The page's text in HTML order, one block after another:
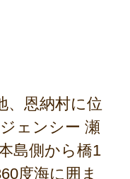
、恩納村に位
ェンシー 瀬
島側から橋1
度海に囲ま